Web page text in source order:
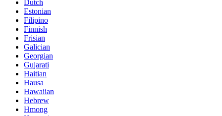
Dutch
Estonian
Filipino
Finnish
Frisian
Galician
Georgian
Gujarati
Haitian
Hausa
Hawaiian
Hebrew
Hmong